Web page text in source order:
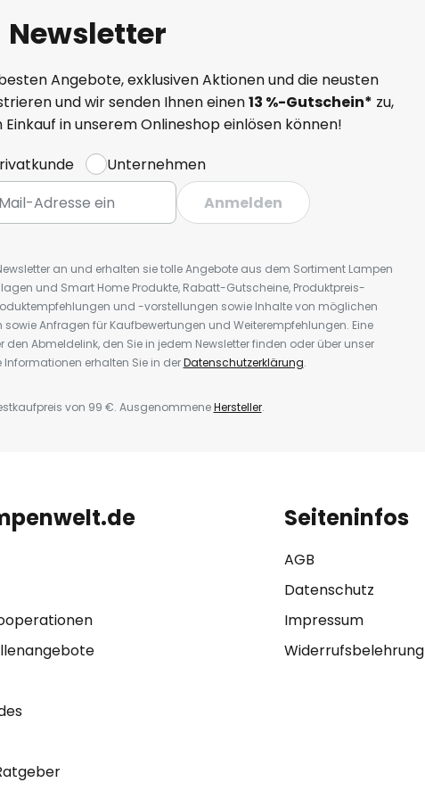
Newsletter
Angebote, exklusiven Aktionen und die neusten
und wir senden Ihnen einen13 %-Gutschein* zu,
in unserem Onlineshop einlösen können!
Unternehmen
Anmelden
an und erhalten sie tolle Angebote aus dem Sortiment Lampen
und Smart Home Produkte, Rabatt-Gutscheine, Produktpreis-
und -vorstellungen sowie Inhalte von möglichen
Anfragen für Kaufbewertungen und Weiterempfehlungen. Eine
Abmeldelink, den Sie in jedem Newsletter finden oder über unser
Informationen erhalten Sie in derDatenschutzerklärung.
von 99 €. AusgenommeneHersteller.
Seiteninfos
AGB
Datenschutz
Impressum
Widerrufsbelehrung